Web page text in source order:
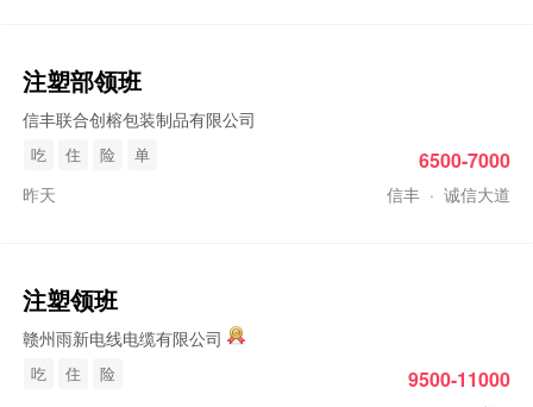
注塑部领班
信丰联合创榕包装制品有限公司
吃 住 险 单
昨天 信丰 · 诚信大道
6500-7000
注塑领班
赣州雨新电线电缆有限公司
吃 住 险 9500-11000